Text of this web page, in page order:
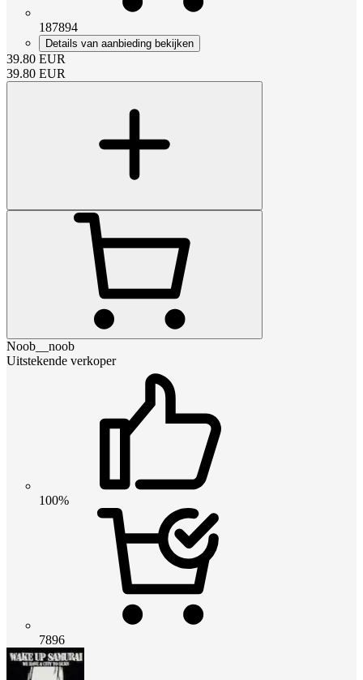
187894
Details van aanbieding bekijken
39.80 EUR
39.80 EUR
Noob__noob
Uitstekende verkoper
100%
7896